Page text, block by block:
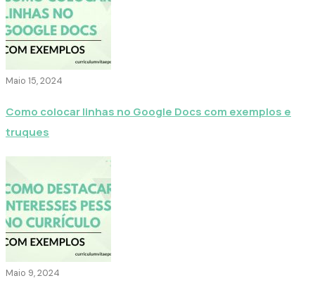
Maio 15, 2024
Como colocar linhas no Google Docs com exemplos e
truques
Maio 9, 2024